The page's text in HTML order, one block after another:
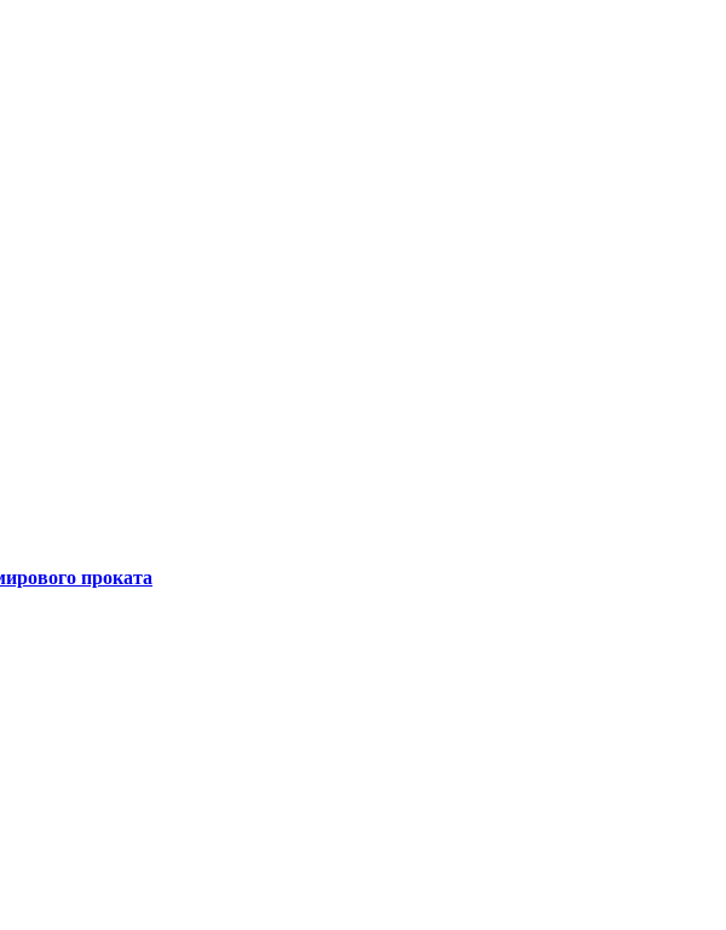
проката